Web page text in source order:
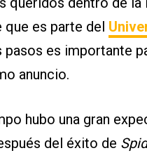
es parte del
pasos es importante
anuncio.
hubo una gran
del éxito de